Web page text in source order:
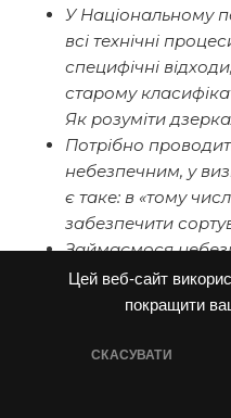
Цей веб-сайт
покращити
СКАСУВАТИ
У Національному
всі технічні
специфічні
старому
Як розуміти
Потрібно
небезпечним, у
є таке: в «тому
забезпечити
Займаємося
багато років. У
законодавства,
Як проводити
Якщо відхід